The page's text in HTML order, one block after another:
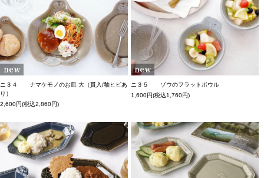
ニ３４ ナマケモノのお皿 大（貫入/釉ヒビあ
り）
2,600円(税込2,860円)
ニ３５ ゾウのフラットボウル
1,600円(税込1,760円)